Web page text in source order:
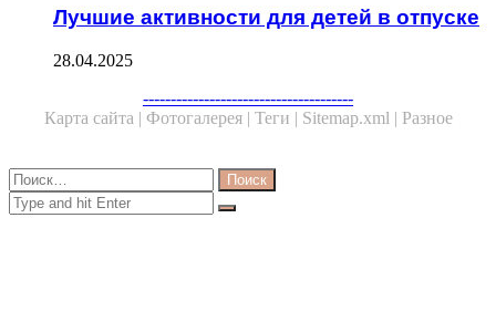
Лучшие активности для детей в отпуске
28.04.2025
--------------------------------------
Карта сайта | Фотогалерея | Теги | Sitemap.xml | Разное
Close
Найти:
Close
Search